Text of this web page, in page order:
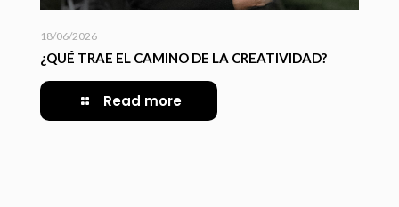
18/06/2026
¿QUÉ TRAE EL CAMINO DE LA CREATIVIDAD?
Read more